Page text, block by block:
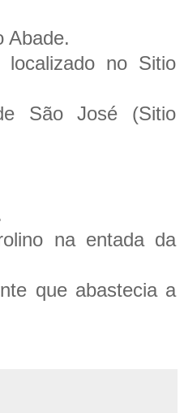
Abade.
localizado no Sitio
São José (Sitio
na entada da
que abastecia a